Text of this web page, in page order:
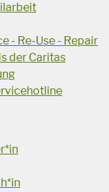
- Re-Use - Repair
der Caritas